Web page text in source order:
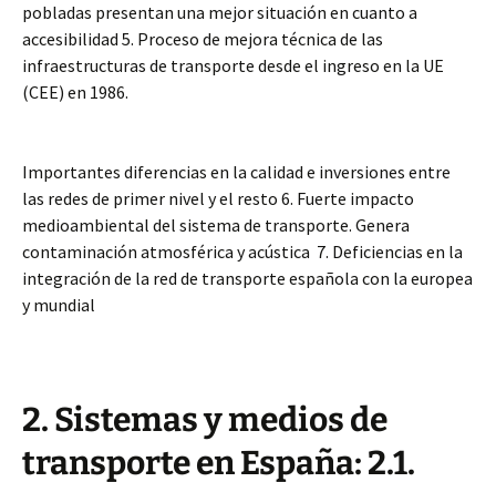
pobladas presentan una mejor situación en cuanto a
accesibilidad 5. Proceso de mejora técnica de las
infraestructuras de transporte desde el ingreso en la UE
(CEE) en 1986.
Importantes diferencias en la calidad e inversiones entre
las redes de primer nivel y el resto 6. Fuerte impacto
medioambiental del sistema de transporte. Genera
contaminación atmosférica y acústica 7. Deficiencias en la
integración de la red de transporte española con la europea
y mundial
2. Sistemas y medios de
transporte en España: 2.1.